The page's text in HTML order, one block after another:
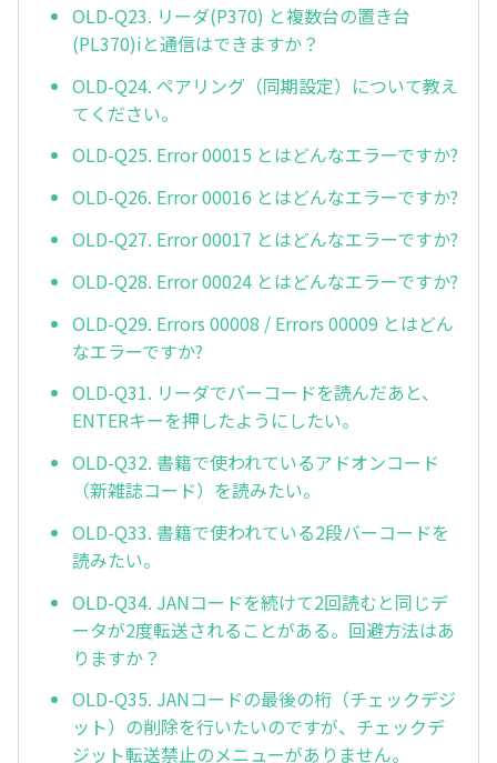
OLD-Q23. リーダ(P370) と複数台の置き台
(PL370)iと通信はできますか？
OLD-Q24. ペアリング（同期設定）について教え
てください。
OLD-Q25. Error 00015 とはどんなエラーですか?
OLD-Q26. Error 00016 とはどんなエラーですか?
OLD-Q27. Error 00017 とはどんなエラーですか?
OLD-Q28. Error 00024 とはどんなエラーですか?
OLD-Q29. Errors 00008 / Errors 00009 とはどん
なエラーですか?
OLD-Q31. リーダでバーコードを読んだあと、
ENTERキーを押したようにしたい。
OLD-Q32. 書籍で使われているアドオンコード
（新雑誌コード）を読みたい。
OLD-Q33. 書籍で使われている2段バーコードを
読みたい。
OLD-Q34. JANコードを続けて2回読むと同じデ
ータが2度転送されることがある。回避方法はあ
りますか？
OLD-Q35. JANコードの最後の桁（チェックデジ
ット）の削除を行いたいのですが、チェックデ
ジット転送禁止のメニューがありません。